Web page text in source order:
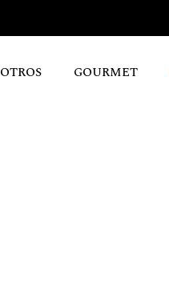
OTROS GOURMET